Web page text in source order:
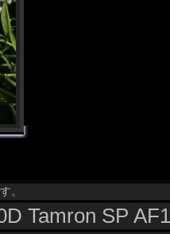
。
Tamron SP